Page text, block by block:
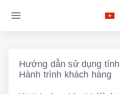
Hướng dẫn sử dụng
Hành trình khách hàng